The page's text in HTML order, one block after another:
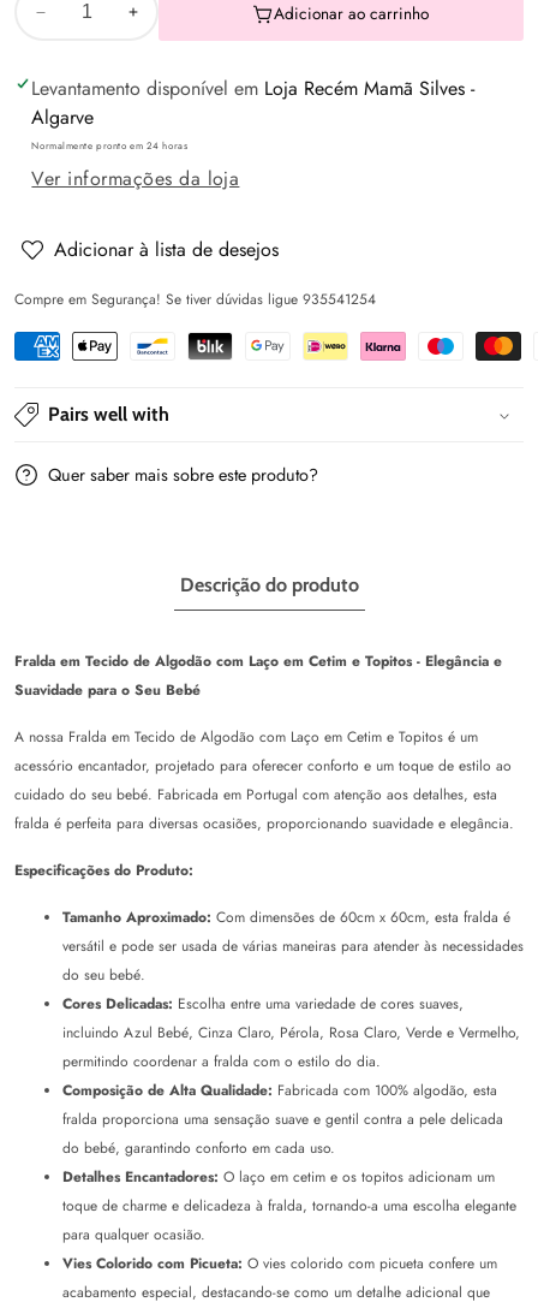
Diminuir
quantidade
de
Fralda
em
de
com
Laço
Cetim
Topitos
quantidade
Fralda
em
de
com
Laço
Cetim
Topitos
Adicionar ao carrinho
Levantamento disponível em Loja Recém Mamã Silves -
Algarve
Normalmente pronto em 24 horas
Ver informações da loja
Adicionar à lista de desejos
Compre em Segurança! Se tiver dúvidas ligue 935541254
Pairs well with
Quer saber mais sobre este produto?
Descrição do produto
Fralda em Tecido de Algodão com Laço em Cetim e Topitos - Elegância e
Suavidade para o Seu Bebé
A nossa Fralda em Tecido de Algodão com Laço em Cetim e Topitos é um
acessório encantador, projetado para oferecer conforto e um toque de estilo ao
cuidado do seu bebé. Fabricada em Portugal com atenção aos detalhes, esta
fralda é perfeita para diversas ocasiões, proporcionando suavidade e elegância.
Especificações do Produto:
Tamanho Aproximado: Com dimensões de 60cm x 60cm, esta fralda é
versátil e pode ser usada de várias maneiras para atender às necessidades
do seu bebé.
Cores Delicadas: Escolha entre uma variedade de cores suaves,
incluindo Azul Bebé, Cinza Claro, Pérola, Rosa Claro, Verde e Vermelho,
permitindo coordenar a fralda com o estilo do dia.
Composição de Alta Qualidade: Fabricada com 100% algodão, esta
fralda proporciona uma sensação suave e gentil contra a pele delicada
do bebé, garantindo conforto em cada uso.
Detalhes Encantadores: O laço em cetim e os topitos adicionam um
toque de charme e delicadeza à fralda, tornando-a uma escolha elegante
para qualquer ocasião.
Vies Colorido com Picueta: O vies colorido com picueta confere um
acabamento especial, destacando-se como um detalhe adicional que